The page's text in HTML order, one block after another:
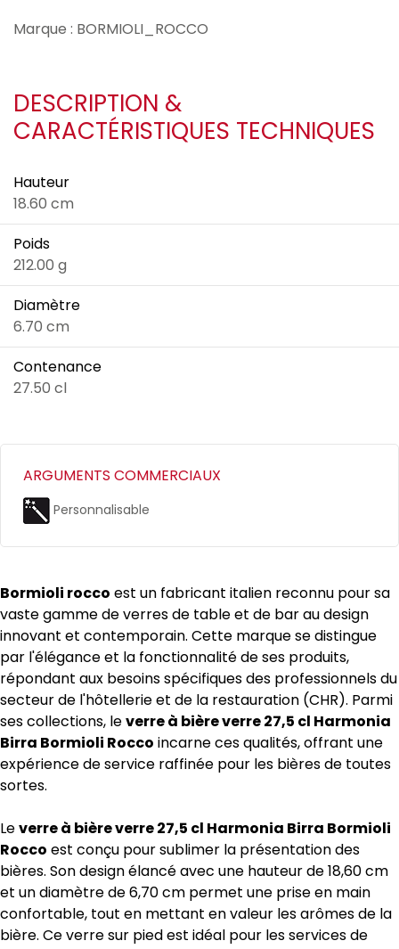
Marque : BORMIOLI_ROCCO
DESCRIPTION &
CARACTÉRISTIQUES TECHNIQUES
Hauteur
18.60 cm
Poids
212.00 g
Diamètre
6.70 cm
Contenance
27.50 cl
ARGUMENTS COMMERCIAUX
Personnalisable
Bormioli rocco est un fabricant italien reconnu pour sa
vaste gamme de verres de table et de bar au design
innovant et contemporain. Cette marque se distingue
par l'élégance et la fonctionnalité de ses produits,
répondant aux besoins spécifiques des professionnels du
secteur de l'hôtellerie et de la restauration (CHR). Parmi
ses collections, leverre à bière verre 27,5 cl Harmonia
Birra Bormioli Rocco incarne ces qualités, offrant une
expérience de service raffinée pour les bières de toutes
sortes.
Leverre à bière verre 27,5 cl Harmonia Birra Bormioli
Rocco est conçu pour sublimer la présentation des
bières. Son design élancé avec une hauteur de 18,60 cm
et un diamètre de 6,70 cm permet une prise en main
confortable, tout en mettant en valeur les arômes de la
bière. Ce verre sur pied est idéal pour les services de